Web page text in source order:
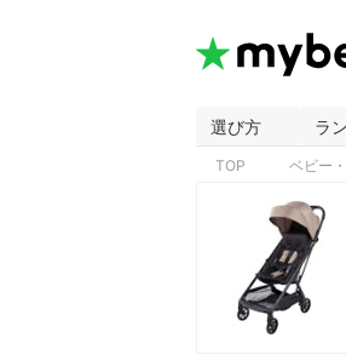
選び方 ラ
TOP ベビー